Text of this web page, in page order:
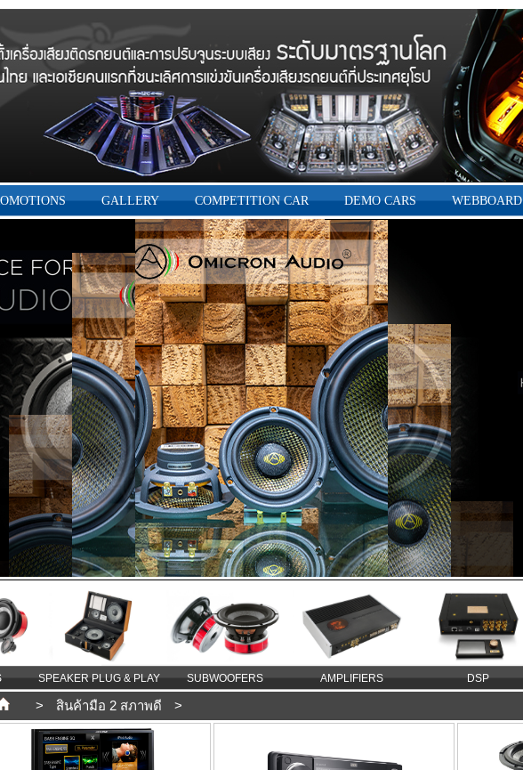
GALLERY COMPETITION CAR DEMO CARS WEBBOARD
SPEAKER PLUG & PLAY SUBWOOFERS AMPLIFIERS DSP
> สินค้ามือ 2 สภาพดี >